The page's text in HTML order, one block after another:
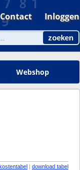
Contact Inloggen
Webshop
| download tabel